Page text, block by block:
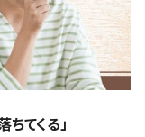
てくる」